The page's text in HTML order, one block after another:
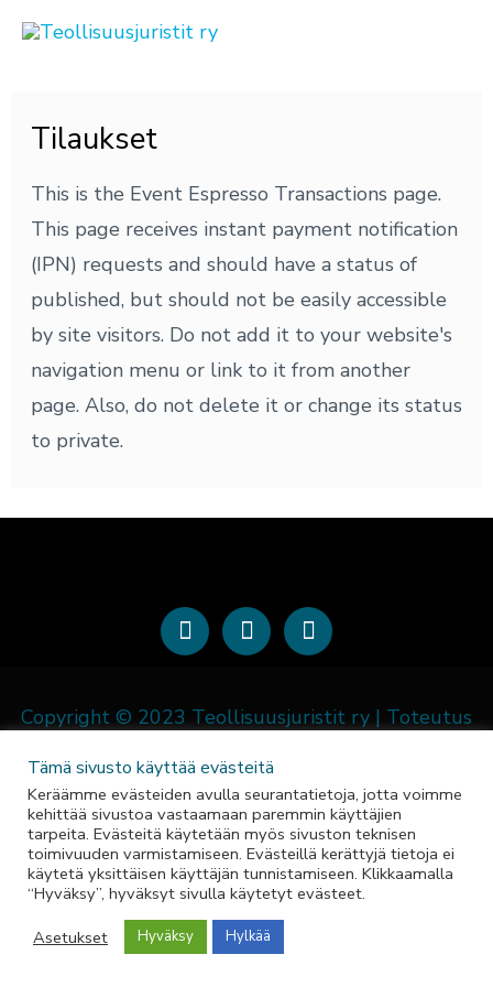
Siirry
Tilaukset
This is the Event Espresso Transactions page.
This page receives instant payment notification
(IPN) requests and should have a status of
published, but should not be easily accessible
by site visitors. Do not add it to your website's
navigation menu or link to it from another
page. Also, do not delete it or change its status
to private.
F
a
c
b
o
o
k
-
f
I
n
s
a
g
r
a
m
L
i
n
e
d
n
-
i
n
Copyright © 2023 Teollisuusjuristit ry | Toteutus
Tämä sivusto käyttää evästeitä
Keräämme evästeiden avulla seurantatietoja, jotta voimme
kehittää sivustoa vastaamaan paremmin käyttäjien
tarpeita. Evästeitä käytetään myös sivuston teknisen
toimivuuden varmistamiseen. Evästeillä kerättyjä tietoja ei
käytetä yksittäisen käyttäjän tunnistamiseen. Klikkaamalla
“Hyväksy”, hyväksyt sivulla käytetyt evästeet.
Asetukset
Hyväksy Hylkää